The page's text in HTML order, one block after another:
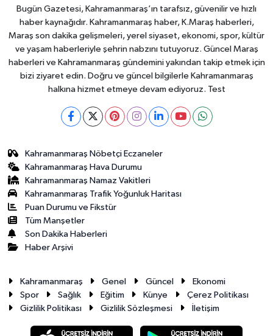
Bugün Gazetesi, Kahramanmaraş’ın tarafsız, güvenilir ve hızlı
haber kaynağıdır. Kahramanmaraş haber, K.Maraş haberleri,
Maraş son dakika gelişmeleri, yerel siyaset, ekonomi, spor, kültür
ve yaşam haberleriyle şehrin nabzını tutuyoruz. Güncel Maraş
haberleri ve Kahramanmaraş gündemini yakından takip etmek için
bizi ziyaret edin. Doğru ve güncel bilgilerle Kahramanmaraş
halkına hizmet etmeye devam ediyoruz. Test
Kahramanmaraş Nöbetçi Eczaneler
Kahramanmaraş Hava Durumu
Kahramanmaraş Namaz Vakitleri
Kahramanmaraş Trafik Yoğunluk Haritası
Puan Durumu ve Fikstür
Tüm Manşetler
Son Dakika Haberleri
Haber Arşivi
Kahramanmaraş Genel Güncel
Ekonomi
Spor
Sağlık Eğitim Künye
Çerez Politikası
Gizlilik Politikası
Gizlilik Sözleşmesi İletişim